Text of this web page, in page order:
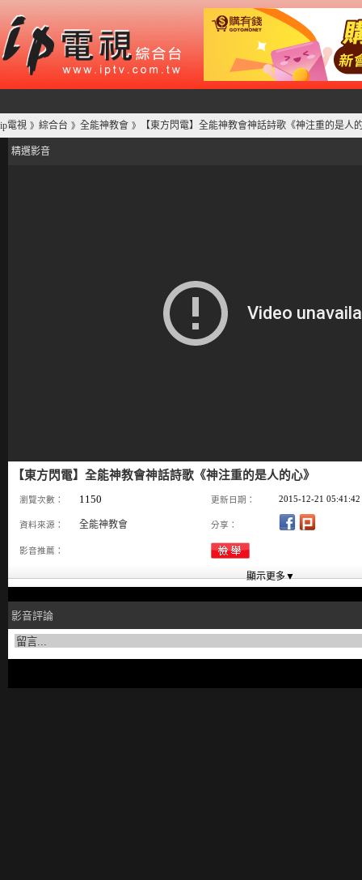
ip電視 》 綜合台 》 全能神教會 》 【東方閃電】全能神教會神話詩歌《神注重的是人
精選影音
【東方閃電】全能神教會神話詩歌《神注重的是人的心》
瀏覽次數： 1150 更新日期： 2015-12-21 05:41:42
資料來源： 全能神教會 分享：
影音推薦：
影音評論